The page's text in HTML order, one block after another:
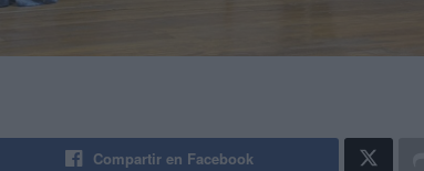
Compartir en Facebook